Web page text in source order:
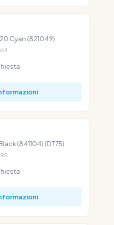
Cyan (821049)
(841104) (DT75)